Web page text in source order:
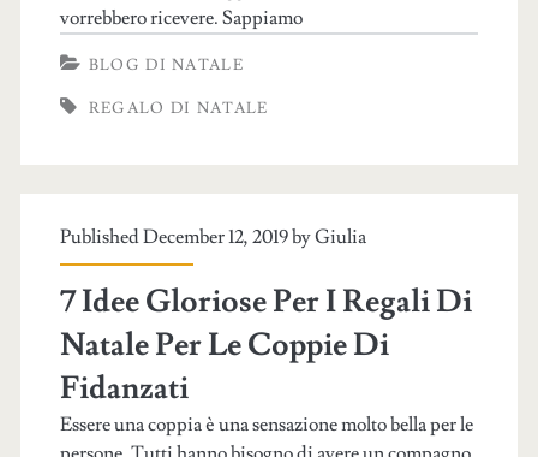
vorrebbero ricevere. Sappiamo
BLOG DI NATALE
REGALO DI NATALE
Published December 12, 2019 byGiulia
7 Idee Gloriose Per I Regali Di
Natale Per Le Coppie Di
Fidanzati
Essere una coppia è una sensazione molto bella per le